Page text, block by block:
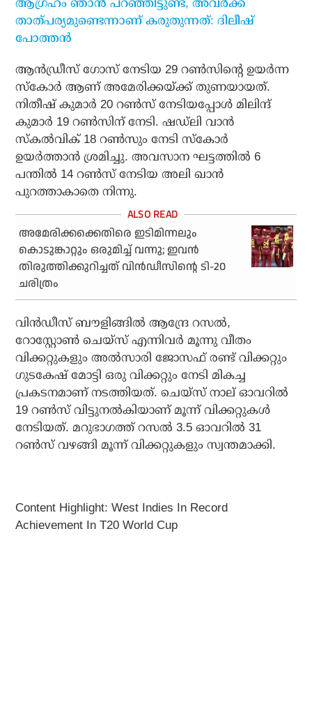
ആഗ്രഹം ഞാൻ പറഞ്ഞിട്ടുണ്ട്, അവർക്ക്
താത്പര്യമുണ്ടെന്നാണ് കരുതുന്നത്: ദിലീഷ്
പോത്തൻ
ആന്‍ഡ്രീസ് ഗോസ് നേടിയ 29 റണ്‍സിന്റെ ഉയര്‍ന്ന
സ്‌കോര്‍ ആണ് അമേരിക്കയ്ക്ക് തുണയായത്.
നിതീഷ് കുമാര്‍ 20 റണ്‍സ് നേടിയപ്പോള്‍ മിലിന്ദ്
കുമാര്‍ 19 റണ്‍സിന് നേടി. ഷഡ്‌ലി വാന്‍
സ്‌കല്‍വിക് 18 റണ്‍സും നേടി സ്‌കോര്‍
ഉയര്‍ത്താന്‍ ശ്രമിച്ചു. അവസാന ഘട്ടത്തില്‍ 6
പന്തില്‍ 14 റണ്‍സ് നേടിയ അലി ഖാന്‍
പുറത്താകാതെ നിന്നു.
അമേരിക്കക്കെതിരെ ഇടിമിന്നലും
കൊടുങ്കാറ്റും ഒരുമിച്ച് വന്നു; ഇവൻ
തിരുത്തിക്കുറിച്ചത് വിൻഡീസിന്റെ ടി-20
ചരിത്രം
വിന്‍ഡീസ് ബൗളിങ്ങില്‍ ആന്ദ്രേ റസല്‍,
റോസ്റ്റോണ്‍ ചെയ്‌സ് എന്നിവര്‍ മൂന്നു വീതം
വിക്കറ്റുകളും അല്‍സാരി ജോസഫ് രണ്ട് വിക്കറ്റും
ഗുടകേഷ് മോട്ടി ഒരു വിക്കറ്റും നേടി മികച്ച
പ്രകടനമാണ് നടത്തിയത്. ചെയ്‌സ് നാല് ഓവറില്‍
19 റണ്‍സ് വിട്ടുനല്‍കിയാണ് മൂന്ന് വിക്കറ്റുകള്‍
നേടിയത്. മറുഭാഗത്ത് റസല്‍ 3.5 ഓവറില്‍ 31
റണ്‍സ് വഴങ്ങി മൂന്ന് വിക്കറ്റുകളും സ്വന്തമാക്കി.
Content Highlight: West Indies In Record
Achievement In T20 World Cup